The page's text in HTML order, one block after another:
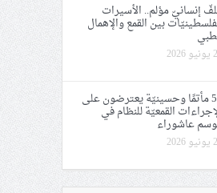
إنسانيّ مؤلم.. الأسيرات
بين القمع والإهمال
55 مأتمًا وحسينيّة يعترضون على
القمعيّة للنظام في
عاشوراء